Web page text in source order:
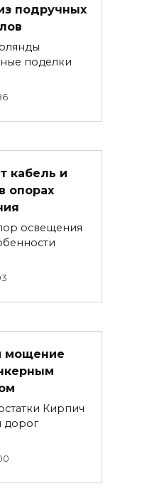
подручных
поделки
кабель и
опорах
освещения
мощение
Кирпич
дорог